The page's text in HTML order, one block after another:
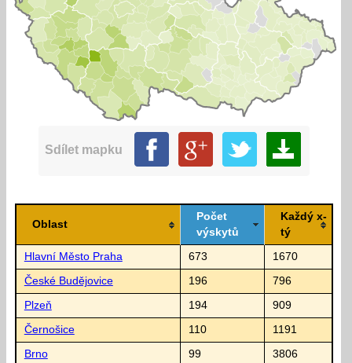
Sdílet mapku
Oblast
Počet
výskytů
Každý x-
tý
Hlavní Město Praha 673 1670
České Budějovice 196 796
Plzeň 194 909
Černošice 110 1191
Brno 99 3806